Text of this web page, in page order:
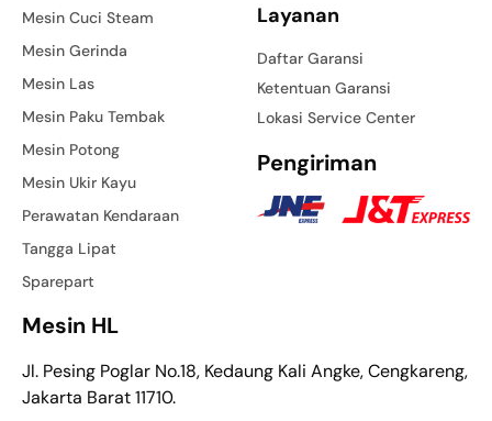
Mesin Cuci Steam
Mesin Gerinda
Mesin Las
Mesin Paku Tembak
Mesin Potong
Mesin Ukir Kayu
Perawatan Kendaraan
Tangga Lipat
Sparepart
Layanan
Daftar Garansi
Ketentuan Garansi
Lokasi Service Center
Pengiriman
Mesin HL
Jl. Pesing Poglar No.18, Kedaung Kali Angke, Cengkareng,
Jakarta Barat 11710.